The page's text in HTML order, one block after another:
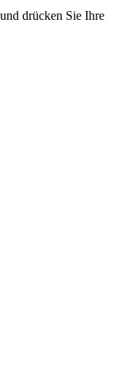
drücken Sie Ihre